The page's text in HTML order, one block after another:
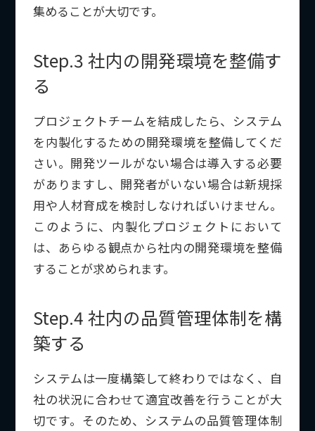
集めることが大切です。
Step.3 社内の開発環境を整備す
る
プロジェクトチームを結成したら、システム
を内製化するための開発環境を整備してくだ
さい。開発ツールがない場合は導入する必要
がありますし、開発者がいない場合は新規採
用や人材育成を検討しなければいけません。
このように、内製化プロジェクトにおいて
は、あらゆる観点から社内の開発環境を整備
することが求められます。
Step.4 社内の品質管理体制を構
築する
システムは一度構築して終わりではなく、自
社の状況に合わせて適宜改善を行うことが大
切です。そのため、システムの品質管理体制